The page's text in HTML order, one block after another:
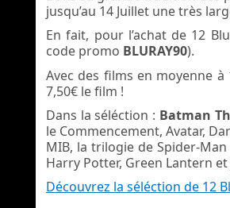
jusqu’au 14 Juillet une très
En fait, pour l’achat de 12
code promo BLURAY90).
Avec des films en moyenne à
7,50€ le film !
Dans la séléction : Batman
le Commencement, Avatar,
MIB, la trilogie de Spider-
Harry Potter, Green Lantern et
Découvrez la séléction de 12